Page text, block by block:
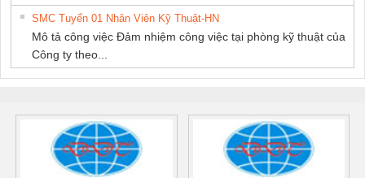
SMC Tuyển 01 Nhân Viên Kỹ Thuật-HN
Mô tả công việc Đảm nhiệm công việc tại phòng kỹ thuật của
Công ty theo...